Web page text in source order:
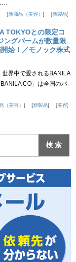
新商品（美容） 新製品
TOKYOとの限定コ
ングバームが数量限
始！／モノック株式
世界中で愛されるBANILA
CO」は全国のバ
（美容） 新製品 美容